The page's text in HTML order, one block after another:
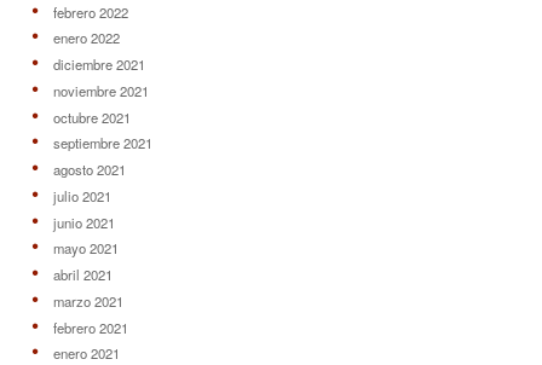
febrero 2022
enero 2022
diciembre 2021
noviembre 2021
octubre 2021
septiembre 2021
agosto 2021
julio 2021
junio 2021
mayo 2021
abril 2021
marzo 2021
febrero 2021
enero 2021